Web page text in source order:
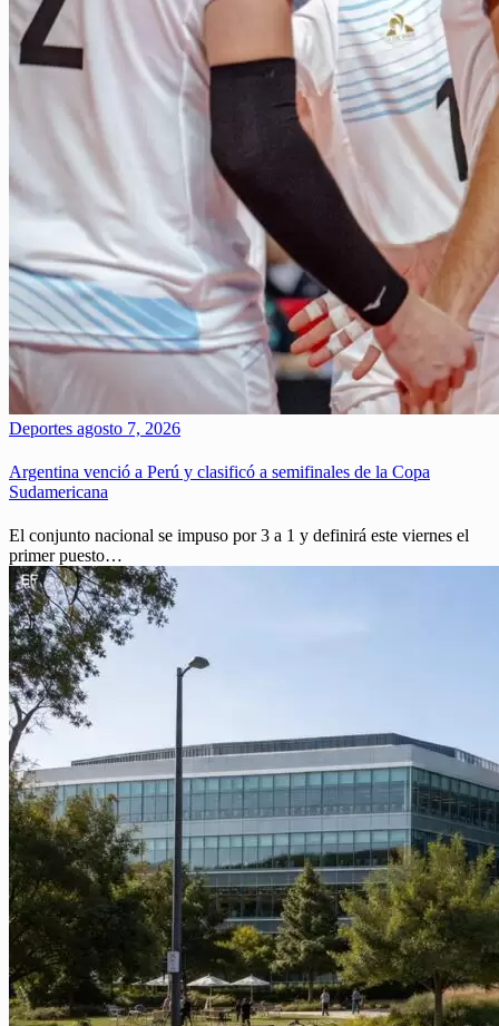
Deportes agosto 7, 2026
Argentina venció a Perú y clasificó a semifinales de la Copa
Sudamericana
El conjunto nacional se impuso por 3 a 1 y definirá este viernes el
primer puesto…